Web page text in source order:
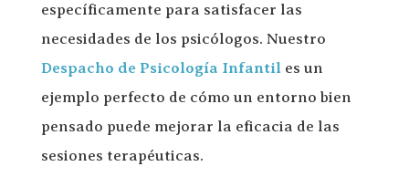
específicamente para satisfacer las
necesidades de los psicólogos. Nuestro
Despacho de Psicología Infantiles un
ejemplo perfecto de cómo un entorno bien
pensado puede mejorar la eficacia de las
sesiones terapéuticas.